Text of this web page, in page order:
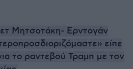
Μητσοτάκη- Ερντογάν
είπε
το ραντεβού Τραμπ με τον